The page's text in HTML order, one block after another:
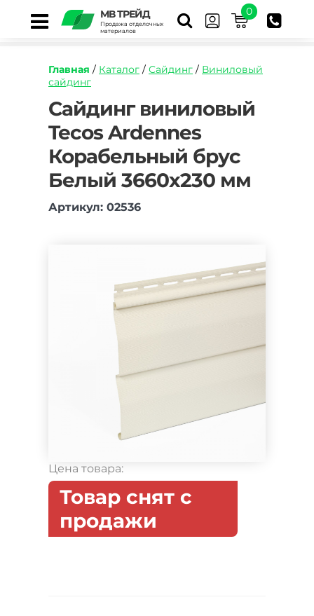
МВ ТРЕЙД
Продажа отделочных
материалов
0
Главная / Каталог / Сайдинг / Виниловый
сайдинг
https://mvtrade.ru/images/id/normal/sayding-
vinilovyy-
tecos-
ardennes-
korabelnyy-
brus-
belyy.jpg
Сайдинг виниловый
Tecos Ardennes
Корабельный брус
Белый 3660х230 мм
Артикул: 02536
Цена товара:
Товар снят с
продажи